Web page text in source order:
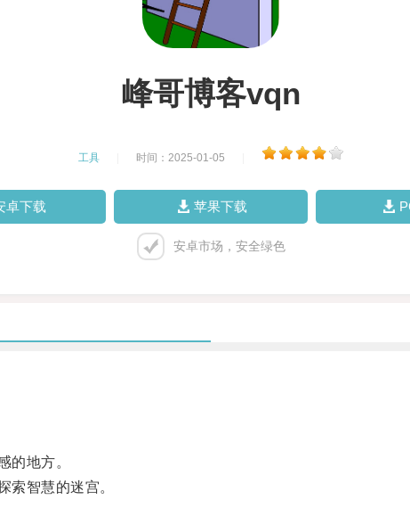
峰哥博客vqn
工具 时间：2025-01-05
卓下载 苹果下载
安卓市场，安全绿色
地方。
智慧的迷宫。